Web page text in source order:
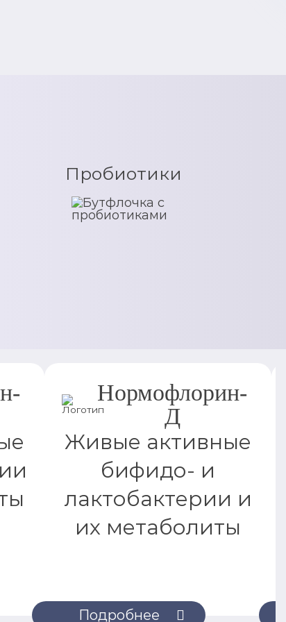
Пробиотики
Подробнее
Нормофлорин-
Д
Живые активные
бифидо- и
лактобактерии и
их метаболиты